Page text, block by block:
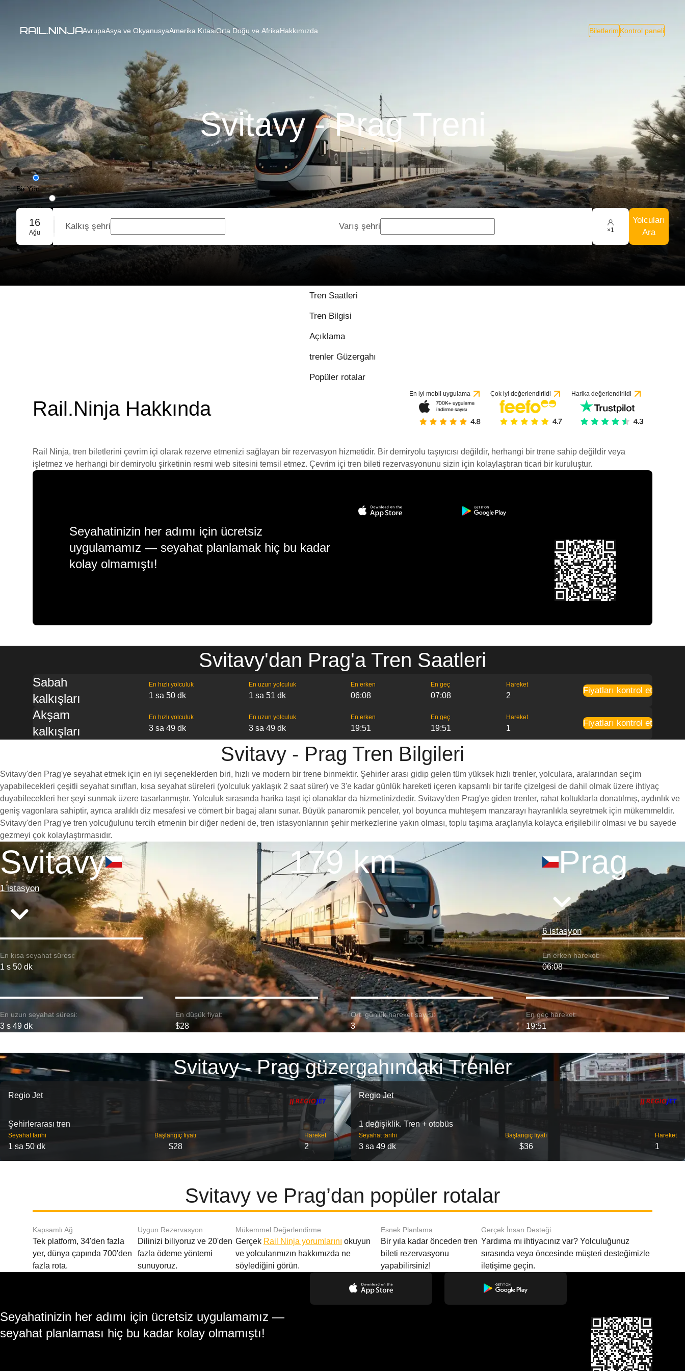
AvrupaAsya ve OkyanusyaAmerika KıtasıOrta Doğu ve AfrikaHakkımızda Biletlerim Kontrol paneli
Svitavy - Prag Treni
Bir Yön
Gidiş-Dönüş
Grup Rezervasyonu
16
Ağu
Kalkış şehri Varış şehri ×1
Yolcuları
Ara
Tren Saatleri
Tren Bilgisi
Açıklama
trenler Güzergahı
Popüler rotalar
Rail.Ninja Hakkında
En iyi mobil uygulama Çok iyi değerlendirildi Harika değerlendirildi
Rail Ninja, tren biletlerini çevrim içi olarak rezerve etmenizi sağlayan bir rezervasyon hizmetidir. Bir demiryolu taşıyıcısı değildir, herhangi bir trene sahip değildir veya
işletmez ve herhangi bir demiryolu şirketinin resmi web sitesini temsil etmez. Çevrim içi tren bileti rezervasyonunu sizin için kolaylaştıran ticari bir kuruluştur.
Seyahatinizin her adımı için ücretsiz
uygulamamız — seyahat planlamak hiç bu kadar
kolay olmamıştı!
Svitavy'dan Prag'a Tren Saatleri
Sabah
kalkışları
En hızlı yolculuk
1 sa 50 dk
En uzun yolculuk
1 sa 51 dk
En erken
06:08
En geç
07:08
Hareket
2
Fiyatları kontrol et
Akşam
kalkışları
En hızlı yolculuk
3 sa 49 dk
En uzun yolculuk
3 sa 49 dk
En erken
19:51
En geç
19:51
Hareket
1
Fiyatları kontrol et
Svitavy - Prag Tren Bilgileri
Svitavy'den Prag'ye seyahat etmek için en iyi seçeneklerden biri, hızlı ve modern bir trene binmektir. Şehirler arası gidip gelen tüm yüksek hızlı trenler, yolculara, aralarından seçim
yapabilecekleri çeşitli seyahat sınıfları, kısa seyahat süreleri (yolculuk yaklaşık 2 saat sürer) ve 3'e kadar günlük hareketi içeren kapsamlı bir tarife çizelgesi de dahil olmak üzere ihtiyaç
duyabilecekleri her şeyi sunmak üzere tasarlanmıştır. Yolculuk sırasında harika taşıt içi olanaklar da hizmetinizdedir. Svitavy'den Prag'ye giden trenler, rahat koltuklarla donatılmış, aydınlık ve
geniş vagonlara sahiptir, ayrıca aralıklı diz mesafesi ve cömert bir bagaj alanı sunar. Büyük panaromik penceler, yol boyunca muhteşem manzarayı hayranlıkla seyretmek için mükemmeldir.
Svitavy'den Prag'ye tren yolcuğulunu tercih etmenin bir diğer nedeni de, tren istasyonlarının şehir merkezlerine yakın olması, toplu taşıma araçlarıyla kolayca erişilebilir olması ve bu sayede
gezmeyi çok kolaylaştırmasıdır.
Svitavy
1 istasyon
179 km Prag
6 istasyon
En kısa seyahat süresi:
1 s 50 dk
En erken hareket:
06:08
En uzun seyahat süresi:
3 s 49 dk
En düşük fiyat:
$28
Ort. günlük hareket sayısı:
3
En geç hareket:
19:51
Svitavy - Prag güzergahındaki Trenler
Regio Jet
Şehirlerarası tren
Seyahat tarihi
1 sa 50 dk
Başlangıç ​​fiyatı
$28
Hareket
2
Regio Jet
1 değişiklik. Tren + otobüs
Seyahat tarihi
3 sa 49 dk
Başlangıç ​​fiyatı
$36
Hareket
1
Svitavy ve Prag’dan popüler rotalar
Kapsamlı Ağ
Tek platform, 34'den fazla
yer, dünya çapında 700'den
fazla rota.
Uygun Rezervasyon
Dilinizi biliyoruz ve 20'den
fazla ödeme yöntemi
sunuyoruz.
Mükemmel Değerlendirme
Gerçek Rail Ninja yorumlarını okuyun
ve yolcularımızın hakkımızda ne
söylediğini görün.
Esnek Planlama
Bir yıla kadar önceden tren
bileti rezervasyonu
yapabilirsiniz!
Gerçek İnsan Desteği
Yardıma mı ihtiyacınız var? Yolculuğunuz
sırasında veya öncesinde müşteri desteğimizle
iletişime geçin.
Seyahatinizin her adımı için ücretsiz uygulamamız —
seyahat planlaması hiç bu kadar kolay olmamıştı!